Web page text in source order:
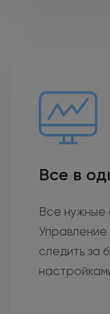
Все в
Все нужные
Управление
следить за